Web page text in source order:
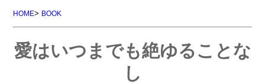
HOME> BOOK
愛はいつまでも絶ゆることな
し